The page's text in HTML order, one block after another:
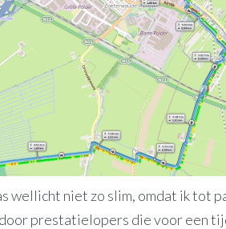
wellicht niet zo slim, omdat ik tot
prestatielopers die voor een